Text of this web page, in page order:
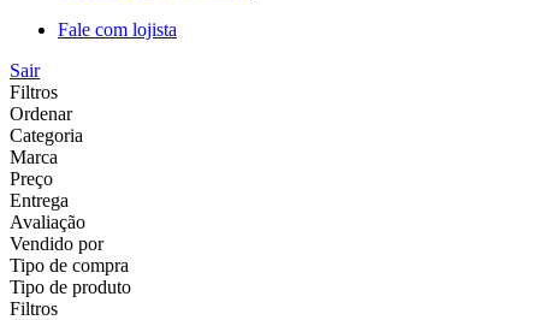
Fale com lojista
Sair
Filtros
Ordenar
Categoria
Marca
Preço
Entrega
Avaliação
Vendido por
Tipo de compra
Tipo de produto
Filtros